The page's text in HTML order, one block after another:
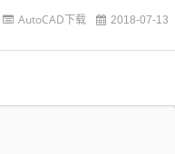
AutoCAD下载 2018-07-13